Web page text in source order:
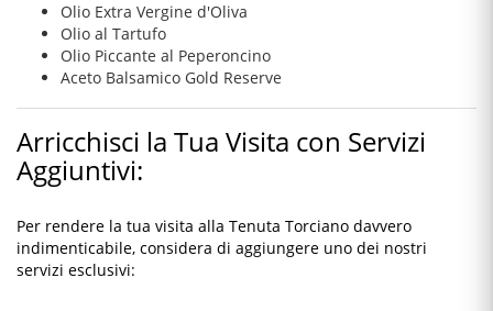
Olio Extra Vergine d'Oliva
Olio al Tartufo
Olio Piccante al Peperoncino
Aceto Balsamico Gold Reserve
Arricchisci la Tua Visita con Servizi
Aggiuntivi:
Per rendere la tua visita alla Tenuta Torciano davvero
indimenticabile, considera di aggiungere uno dei nostri
servizi esclusivi: